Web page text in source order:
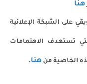
هنا
على الشبكة الإعلانية
تستهدف الاهتمامات
الخاصية من هنا.